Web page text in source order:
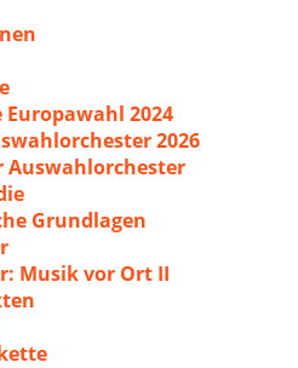
2024
2026
Auswahlorchester
Grundlagen
Musik vor Ort II